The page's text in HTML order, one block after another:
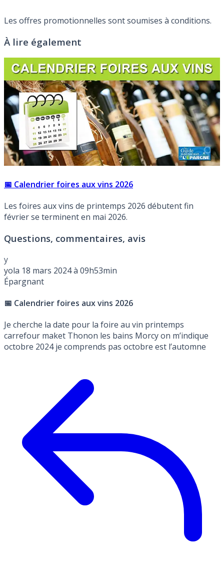
Les offres promotionnelles sont soumises à conditions.
À lire également
📅 Calendrier foires aux vins 2026
Les foires aux vins de printemps 2026 débutent fin
février se terminent en mai 2026.
Questions, commentaires, avis
y
yola 18 mars 2024 à 09h53min
Épargnant
📅 Calendrier foires aux vins 2026
Je cherche la date pour la foire au vin printemps
carrefour maket Thonon les bains Morcy on m’indique
octobre 2024 je comprends pas octobre est l’automne